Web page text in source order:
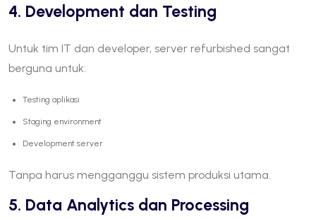
4. Development dan Testing
Untuk tim IT dan developer, server refurbished sangat
berguna untuk:
Testing aplikasi
Staging environment
Development server
Tanpa harus mengganggu sistem produksi utama.
5. Data Analytics dan Processing